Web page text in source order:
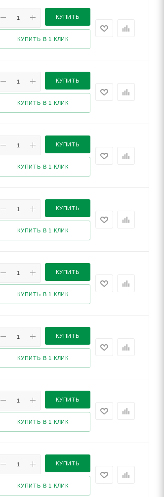
КУПИТЬ
КУПИТЬ В 1 КЛИК
КУПИТЬ
КУПИТЬ В 1 КЛИК
КУПИТЬ
КУПИТЬ В 1 КЛИК
КУПИТЬ
КУПИТЬ В 1 КЛИК
КУПИТЬ
КУПИТЬ В 1 КЛИК
КУПИТЬ
КУПИТЬ В 1 КЛИК
КУПИТЬ
КУПИТЬ В 1 КЛИК
КУПИТЬ
КУПИТЬ В 1 КЛИК